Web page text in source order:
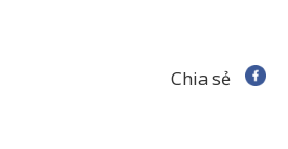
Chia sẻ